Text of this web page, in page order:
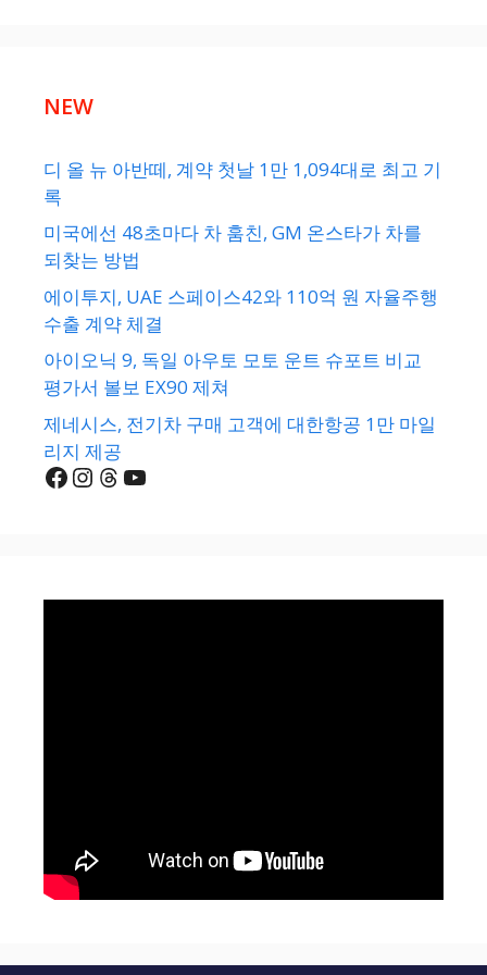
NEW
디 올 뉴 아반떼, 계약 첫날 1만 1,094대로 최고 기
록
미국에선 48초마다 차 훔친, GM 온스타가 차를
되찾는 방법
에이투지, UAE 스페이스42와 110억 원 자율주행
수출 계약 체결
아이오닉 9, 독일 아우토 모토 운트 슈포트 비교
평가서 볼보 EX90 제쳐
제네시스, 전기차 구매 고객에 대한항공 1만 마일
리지 제공
Facebook
Instagram
Threads
YouTube